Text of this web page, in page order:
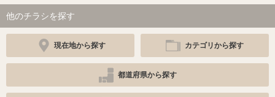
他のチラシを探す
現在地から探す カテゴリから探す
都道府県から探す